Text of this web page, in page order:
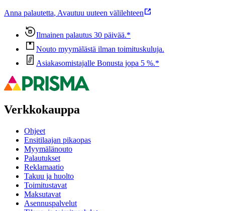
Anna palautetta, Avautuu uuteen välilehteen
Ilmainen palautus 30 päivää.*
Nouto myymälästä ilman toimituskuluja.
Asiakasomistajalle Bonusta jopa 5 %.*
Verkkokauppa
Ohjeet
Ensitilaajan pikaopas
Myymälänouto
Palautukset
Reklamaatio
Takuu ja huolto
Toimitustavat
Maksutavat
Asennuspalvelut